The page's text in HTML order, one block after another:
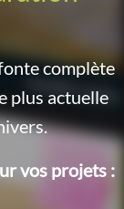
complète
plus actuelle
vos projets :